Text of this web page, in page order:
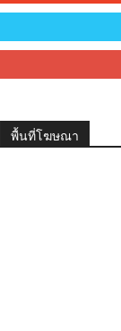
พื้นที่โฆษณา